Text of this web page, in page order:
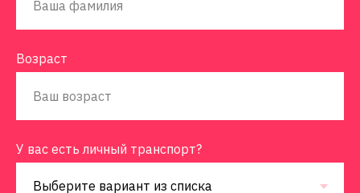
Возраст
У вас есть личный транспорт?